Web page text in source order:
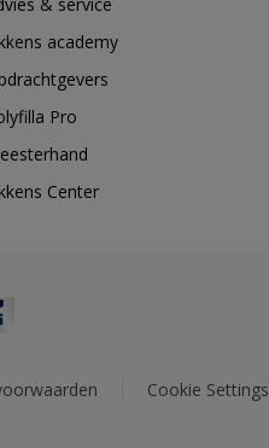
academy
Pro
Center
Cookie Settings